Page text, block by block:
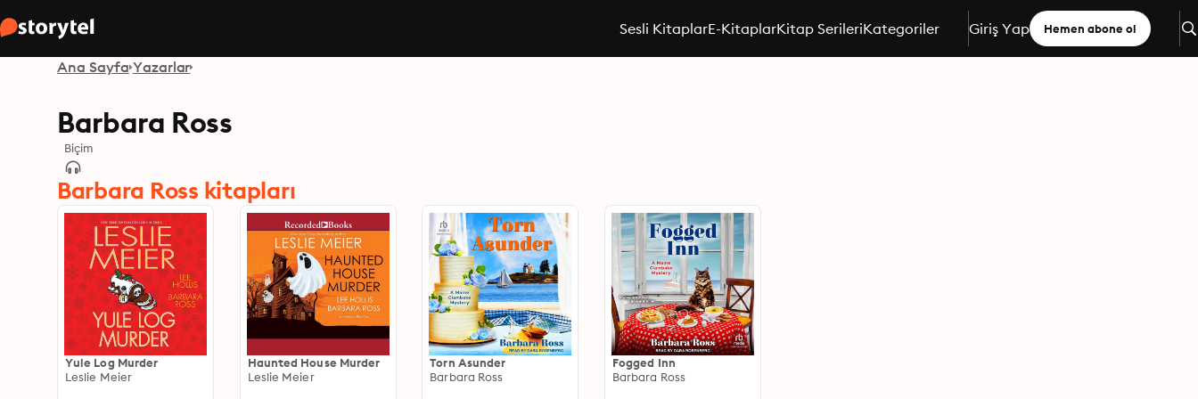
Sesli KitaplarE-KitaplarKitap SerileriKategoriler Giriş Yap Hemen abone ol
Ana Sayfa Yazarlar
Barbara Ross
Biçim
Barbara Ross kitapları
Yule Log Murder
Leslie Meier
Haunted House Murder
Leslie Meier
Torn Asunder
Barbara Ross
Fogged Inn
Barbara Ross